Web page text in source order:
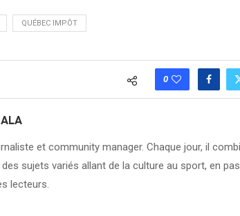
QUÉBEC IMPÔT
0
et community manager. Chaque jour, il
sujets variés allant de la culture au sport, en
lecteurs.